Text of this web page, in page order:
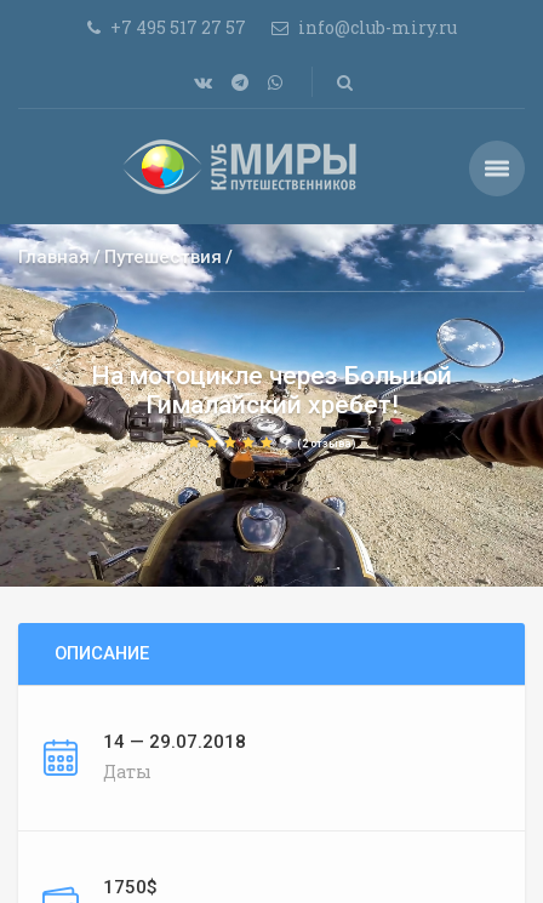
+7 495 517 27 57 info@club-miry.ru
Главная Путешествия
На мотоцикле через Большой
Гималайский хребет!
(2 отзыва)
ОПИСАНИЕ
14 — 29.07.2018
Даты
1750$